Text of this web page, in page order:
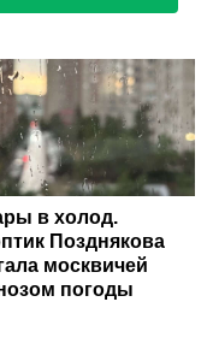
в холод.
Позднякова
москвичей
погоды